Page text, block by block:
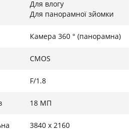
і гнучкість
плавну зйомку навіть у
комфортніше без
сумісність і
Для влогу
Для панорамної зйомки
Камера 360 ° (панорамна)
CMOS
F/1.8
18 МП
3840 x 2160